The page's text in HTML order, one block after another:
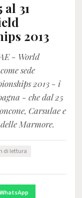
31
2013
- World
sede
2013 - i
- che dal 25
Carsulae e
Marmore.
di lettura
WhatsApp